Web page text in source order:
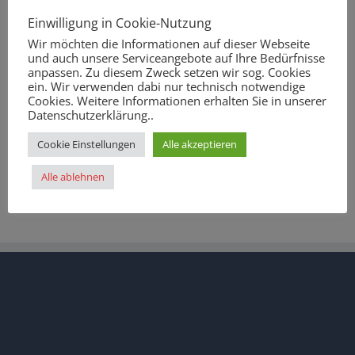
gymnasium.de
Normalerweise wird dir dann innerhalb von 24h geholfen!
13. Oktober 2020 | Moodle
Einwilligung in Cookie-Nutzung
Wir möchten die Informationen auf dieser Webseite
und auch unsere Serviceangebote auf Ihre Bedürfnisse
anpassen. Zu diesem Zweck setzen wir sog. Cookies
ein. Wir verwenden dabi nur technisch notwendige
Cookies. Weitere Informationen erhalten Sie in unserer
Datenschutzerklärung..
Cookie Einstellungen Alle akzeptieren
Alle ablehnen